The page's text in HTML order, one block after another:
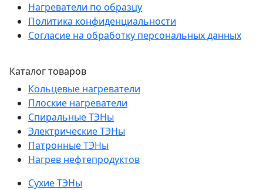
Нагреватели по образцу
Политика конфиденциальности
Согласие на обработку персональных данных
Каталог товаров
Кольцевые нагреватели
Плоские нагреватели
Спиральные ТЭНы
Электрические ТЭНы
Патронные ТЭНы
Нагрев нефтепродуктов
Сухие ТЭНы